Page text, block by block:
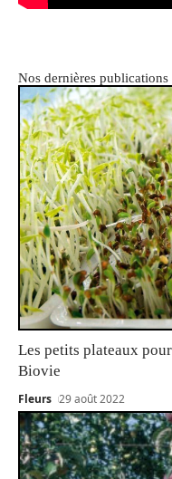
Nos dernières publications
Les petits plateaux
Biovie
Fleurs 29 août 2022